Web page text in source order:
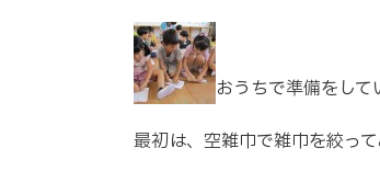
おうちで準備をし
最初は、空雑巾で雑巾を絞って